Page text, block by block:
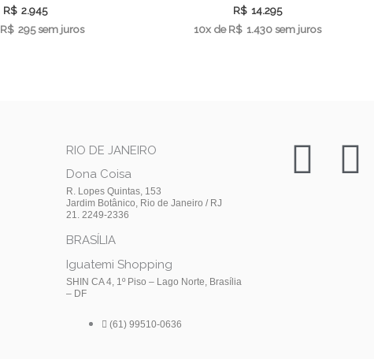
R$ 2.945
R$ 295sem juros
R$ 14.295
10x deR$ 1.430 sem juros
RIO DE JANEIRO
Dona Coisa
R. Lopes Quintas, 153
Jardim Botânico, Rio de Janeiro / RJ
21. 2249-2336
BRASÍLIA
Iguatemi Shopping
SHIN CA 4, 1º Piso – Lago Norte, Brasília
– DF
(61) 99510-0636
I
F